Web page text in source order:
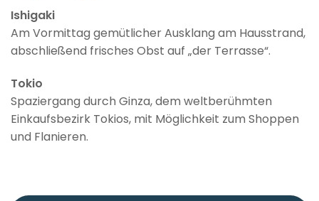
Ishigaki
Am Vormittag gemütlicher Ausklang am Hausstrand,
abschließend frisches Obst auf „der Terrasse“.
Tokio
Spaziergang durch Ginza, dem weltberühmten
Einkaufsbezirk Tokios, mit Möglichkeit zum Shoppen
und Flanieren.